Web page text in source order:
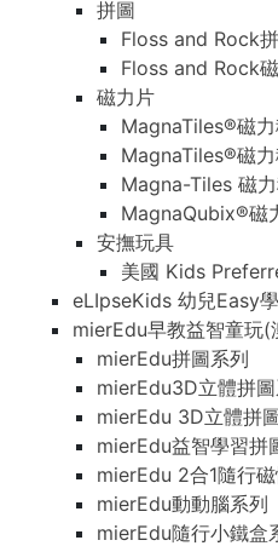
拼圖
Floss and Rock
Floss and Rock
磁力片
MagnaTiles®磁
MagnaTiles®磁
Magna-Tiles 磁
MagnaQubix®磁
安撫玩具
美國 Kids
eLIpseKids 幼兒Easy
mierEdu早教益智童玩(
mierEdu拼圖系列
mierEdu3D立體拼
mierEdu 3D立體拼
mierEdu益智學習拼
mierEdu 2合1隨行
mierEdu動動腦系列
mierEdu隨行小鐵盒